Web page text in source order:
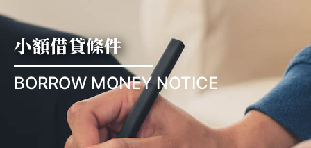
小額借貸條件
BORROW MONEY NOTICE